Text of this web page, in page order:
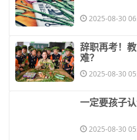
2025-08-30
辞职再考！
难？
2025-08-30
一定要孩子
2025-08-30